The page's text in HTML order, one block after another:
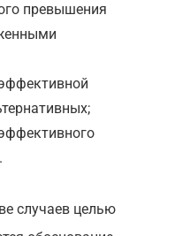
превышения
случаев целью